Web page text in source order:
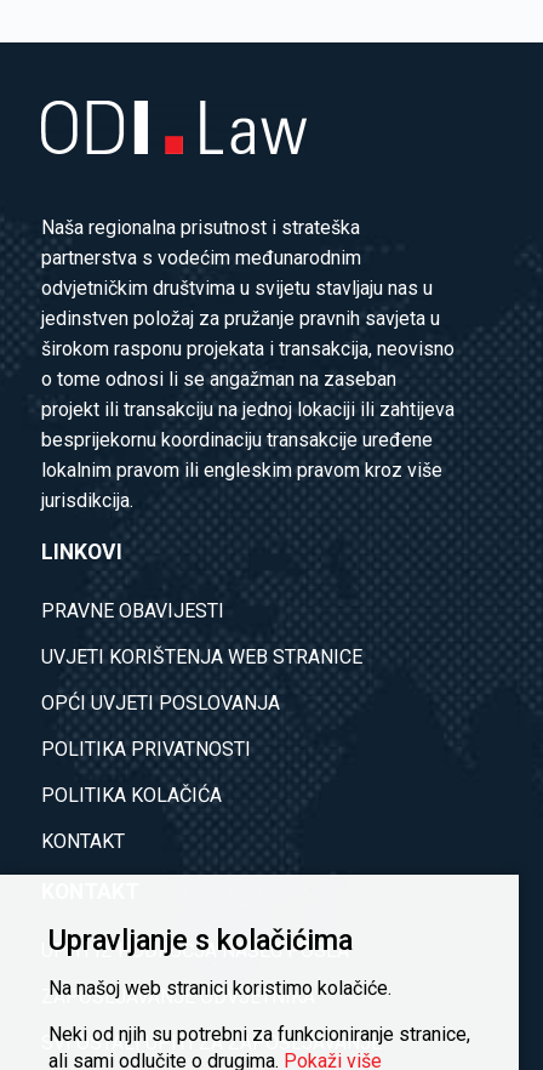
Upravljanje s kolačićima
Na našoj web stranici koristimo kolačiće.
Neki od njih su potrebni za funkcioniranje stranice,
ali sami odlučite o drugima. Pokaži više
Naša regionalna prisutnost i strateška
partnerstva s vodećim međunarodnim
odvjetničkim društvima u svijetu stavljaju nas u
jedinstven položaj za pružanje pravnih savjeta u
širokom rasponu projekata i transakcija, neovisno
o tome odnosi li se angažman na zaseban
projekt ili transakciju na jednoj lokaciji ili zahtijeva
besprijekornu koordinaciju transakcije uređene
lokalnim pravom ili engleskim pravom kroz više
jurisdikcija.
LINKOVI
PRAVNE OBAVIJESTI
UVJETI KORIŠTENJA WEB STRANICE
OPĆI UVJETI POSLOVANJA
POLITIKA PRIVATNOSTI
POLITIKA KOLAČIĆA
KONTAKT
UPITI IZ PODRUČJA NAŠEG POSLA
ZAPOŠLJAVANJE ODVJETNIKA
SVI OSTALI UPITI ZA ZAPOŠLJAVANJE